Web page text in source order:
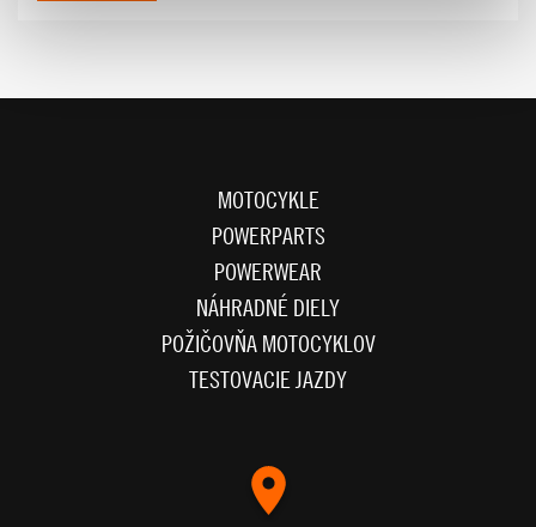
MOTOCYKLE
POWERPARTS
POWERWEAR
NÁHRADNÉ DIELY
POŽIČOVŇA MOTOCYKLOV
TESTOVACIE JAZDY